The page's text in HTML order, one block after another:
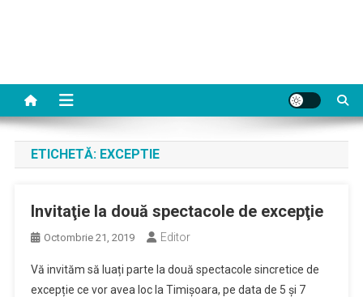
ETICHETĂ: EXCEPTIE
Invitaţie la două spectacole de excepţie
Octombrie 21, 2019 Editor
Vă invităm să luați parte la două spectacole sincretice de
excepție ce vor avea loc la Timișoara, pe data de 5 și 7